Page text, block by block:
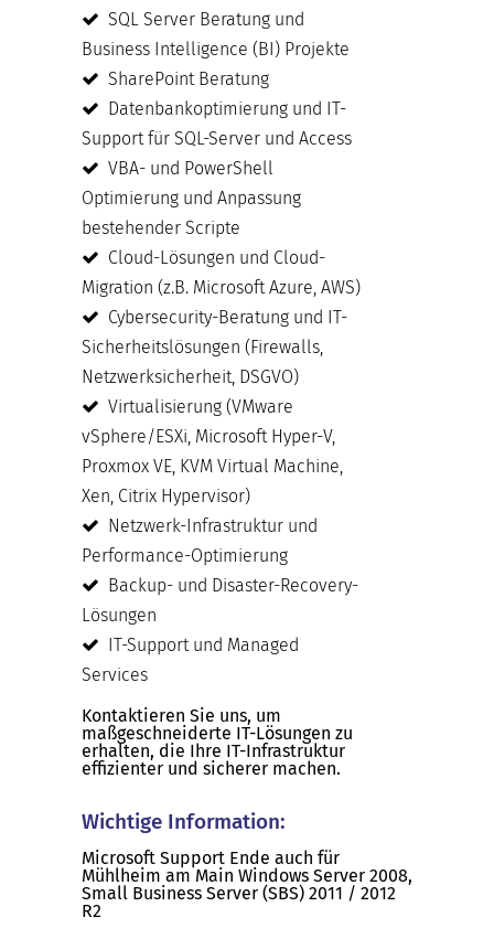
SQL Server Beratung und
Business Intelligence (BI) Projekte
SharePoint Beratung
Datenbankoptimierung und IT-
Support für SQL-Server und Access
VBA- und PowerShell
Optimierung und Anpassung
bestehender Scripte
Cloud-Lösungen und Cloud-
Migration (z.B. Microsoft Azure, AWS)
Cybersecurity-Beratung und IT-
Sicherheitslösungen (Firewalls,
Netzwerksicherheit, DSGVO)
Virtualisierung (VMware
vSphere/ESXi, Microsoft Hyper-V,
Proxmox VE, KVM Virtual Machine,
Xen, Citrix Hypervisor)
Netzwerk-Infrastruktur und
Performance-Optimierung
Backup- und Disaster-Recovery-
Lösungen
IT-Support und Managed
Services
Kontaktieren Sie uns, um
maßgeschneiderte IT-Lösungen zu
erhalten, die Ihre IT-Infrastruktur
effizienter und sicherer machen.
Wichtige Information:
Microsoft Support Ende auch für
Mühlheim am Main Windows Server 2008,
Small Business Server (SBS) 2011 / 2012
R2